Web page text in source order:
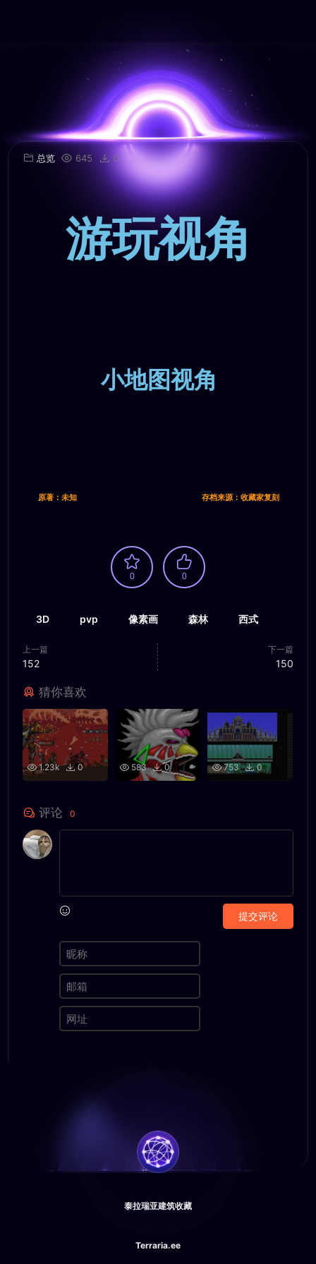
总览 645 0
游玩视角
小地图视角
原著：未知 存档来源：收藏家复刻
0 0
3D pvp 像素画 森林 西式
上一篇
152
下一篇
150
猜你喜欢
1.23k 0 583 0 753 0
评论 0
提交评论
泰拉瑞亚建筑收藏
Terraria.ee